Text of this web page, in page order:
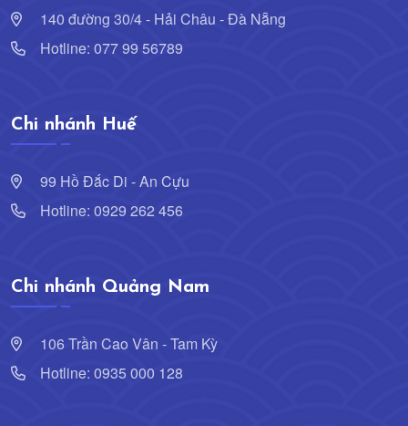
140 đường 30/4 - Hải Châu - Đà Nẵng
Hotline: 077 99 56789
Chi nhánh Huế
99 Hồ Đắc Di - An Cựu
Hotline: 0929 262 456
Chi nhánh Quảng Nam
106 Trần Cao Vân - Tam Kỳ
Hotline: 0935 000 128